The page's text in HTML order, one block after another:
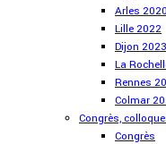
Arles
Lille 2022
Dijon 2023
La
Rennes
Colmar
Congrès,
Congrès